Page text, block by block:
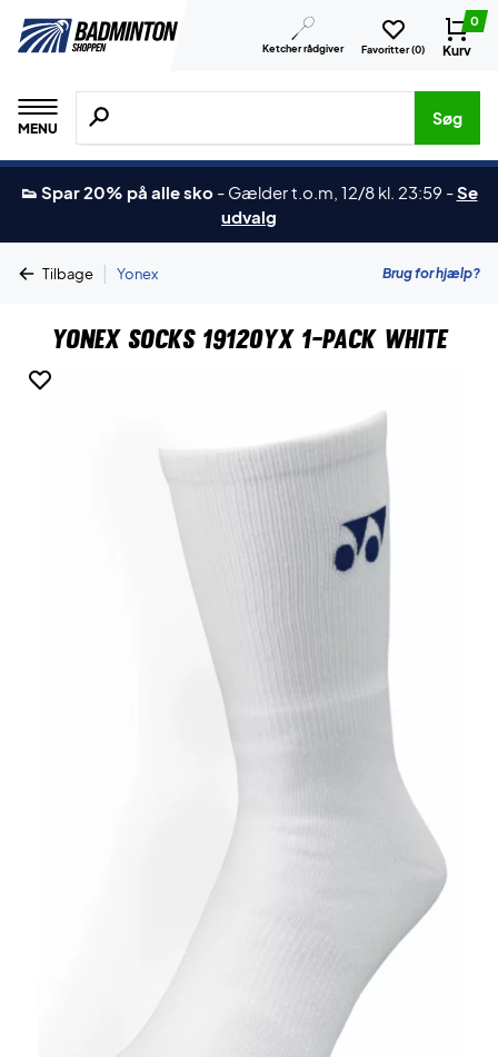
Ketcher rådgiver Favoritter (0)
0
Kurv
MENU
Søg efter produkter, mærker etc.
Søg
👟 Spar 20% på alle sko - Gælder t.o.m, 12/8 kl. 23:59 -Se
udvalg
Tilbage | Yonex Brug for hjælp?
Yonex Socks 19120YX 1-pack White